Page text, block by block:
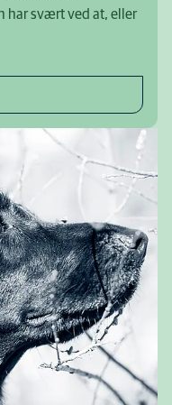
har svært ved at, eller